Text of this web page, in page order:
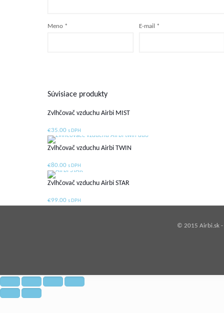
Meno * E-mail *
Súvisiace produkty
Zvlhčovač vzduchu Airbi MIST
€35.00 s DPH
Zvlhčovač vzduchu Airbi TWIN
€80.00 s DPH
Zvlhčovač vzduchu Airbi STAR
€99.00 s DPH
© 2015 Airbi.sk -